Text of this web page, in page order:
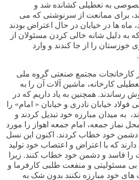
به تعطیلی کشانده شد و
برای ممانعت از سرنوشتی که می
ماه ها در خیابان در حال اعتراض بودند
به دلیل شانه خالی کردن مسئولان از
خوزستان را از جا کندند و وارد
.
کارخانجات مجتمع صنعتی گروه ملی
کارخانه، ماشین آلات آن را به
همچنین به یاد داریم که در
خیابان نادری و خیابان « امام» را
به میدان مبارزه خود تبدیل کردند و
نماز جمعه، امام جمعه اهواز را مورد
دشمن خود خطاب کردند. اکنون این نسل
که با اعتراض و اعتصاب خود تولید
را فاسد و دشمن خود خطاب کنند. زیرا
بی مسئولیتی و منفعت طلبی کارفرما و
خود مبارزه نکنند بدون شک به